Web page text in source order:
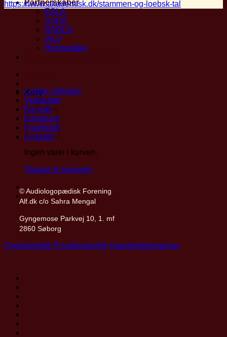
Partnerskaber
ESLA
ASHA
RADLD
IALP
Hjernerådet
Kurv
Ingen varer i kurven.
Tilbage til shoppen
https://www.akademisk.dk/stammen-og-loebsk-tal
Ledige stillinger
Vedtægter
Kontakt
Instagram
Facebook
LinkedIn
© Audiologopædisk Forening
Alf.dk c/o Sahra Mengal
Gyngemose Parkvej 10, 1. mf
2860 Søborg
Cookiepolitik Privatlivspolitik Handelsbetingelser